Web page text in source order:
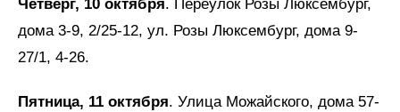
Четверг, 10 октября. Переулок Розы Люксембург,
дома 3-9, 2/25-12, ул. Розы Люксембург, дома 9-
27/1, 4-26.
Пятница, 11 октября. Улица Можайского, дома 57-